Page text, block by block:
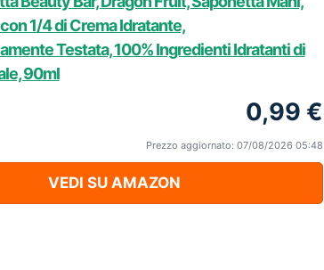
1/4 di Crema Idratante,
Testata, 100% Ingredienti Idratanti di
90ml
0,99 €
Prezzo aggiornato: 07/08/2026 05:48
VEDI SU AMAZON